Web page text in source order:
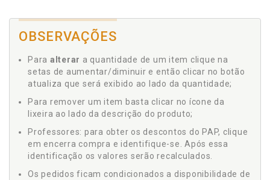
OBSERVAÇÕES
Para alterar a quantidade de um item clique na
setas de aumentar/diminuir e então clicar no botão
atualiza que será exibido ao lado da quantidade;
Para remover um item basta clicar no ícone da
lixeira ao lado da descrição do produto;
Professores: para obter os descontos do PAP, clique
em encerra compra e identifique-se. Após essa
identificação os valores serão recalculados.
Os pedidos ficam condicionados a disponibilidade de